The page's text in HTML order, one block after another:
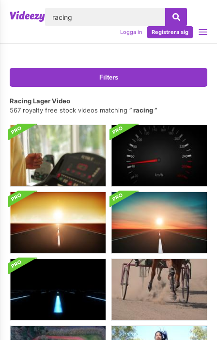
Logga in Registrera sig
Filters
Racing Lager Video
567 royalty free stock videos matching
racing